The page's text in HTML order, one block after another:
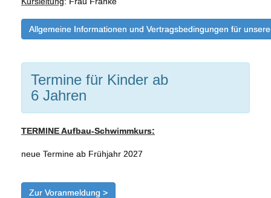
Allgemeine Informationen und Vertragsbedingungen für
Termine für Kinder ab
6 Jahren
TERMINE Aufbau-Schwimmkurs:
neue Termine ab Frühjahr 2027
Zur Voranmeldung >